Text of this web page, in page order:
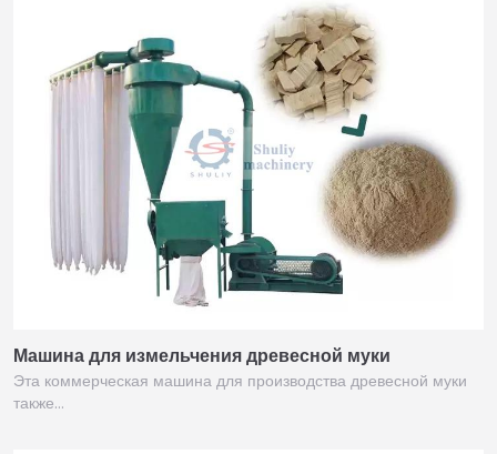
Машина для измельчения древесной муки
Эта коммерческая машина для производства древесной муки
также…